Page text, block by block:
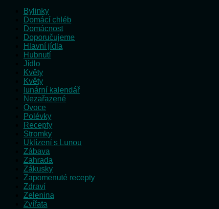
Bylinky
Domácí chléb
Domácnost
Doporučujeme
Hlavní jídla
Hubnutí
Jídlo
Květy
Květy
lunární kalendář
Nezařazené
Ovoce
Polévky
Recepty
Stromky
Uklízení s Lunou
Zábava
Zahrada
Zákusky
Zapomenuté recepty
Zdraví
Zelenina
Zvířata